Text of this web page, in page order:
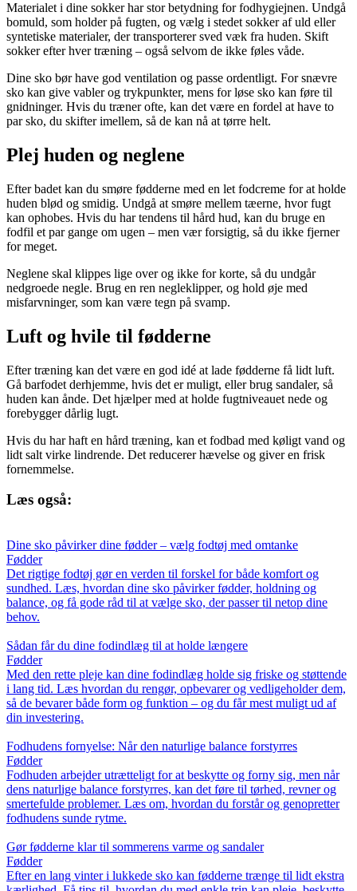
Materialet i dine sokker har stor betydning for fodhygiejnen. Undgå
bomuld, som holder på fugten, og vælg i stedet sokker af uld eller
syntetiske materialer, der transporterer sved væk fra huden. Skift
sokker efter hver træning – også selvom de ikke føles våde.
Dine sko bør have god ventilation og passe ordentligt. For snævre
sko kan give vabler og trykpunkter, mens for løse sko kan føre til
gnidninger. Hvis du træner ofte, kan det være en fordel at have to
par sko, du skifter imellem, så de kan nå at tørre helt.
Plej huden og neglene
Efter badet kan du smøre fødderne med en let fodcreme for at holde
huden blød og smidig. Undgå at smøre mellem tæerne, hvor fugt
kan ophobes. Hvis du har tendens til hård hud, kan du bruge en
fodfil et par gange om ugen – men vær forsigtig, så du ikke fjerner
for meget.
Neglene skal klippes lige over og ikke for korte, så du undgår
nedgroede negle. Brug en ren negleklipper, og hold øje med
misfarvninger, som kan være tegn på svamp.
Luft og hvile til fødderne
Efter træning kan det være en god idé at lade fødderne få lidt luft.
Gå barfodet derhjemme, hvis det er muligt, eller brug sandaler, så
huden kan ånde. Det hjælper med at holde fugtniveauet nede og
forebygger dårlig lugt.
Hvis du har haft en hård træning, kan et fodbad med køligt vand og
lidt salt virke lindrende. Det reducerer hævelse og giver en frisk
fornemmelse.
Læs også:
Dine sko påvirker dine fødder – vælg fodtøj med omtanke
Fødder
Det rigtige fodtøj gør en verden til forskel for både komfort og
sundhed. Læs, hvordan dine sko påvirker fødder, holdning og
balance, og få gode råd til at vælge sko, der passer til netop dine
behov.
Sådan får du dine fodindlæg til at holde længere
Fødder
Med den rette pleje kan dine fodindlæg holde sig friske og støttende
i lang tid. Læs hvordan du rengør, opbevarer og vedligeholder dem,
så de bevarer både form og funktion – og du får mest muligt ud af
din investering.
Fodhudens fornyelse: Når den naturlige balance forstyrres
Fødder
Fodhuden arbejder utrætteligt for at beskytte og forny sig, men når
dens naturlige balance forstyrres, kan det føre til tørhed, revner og
smertefulde problemer. Læs om, hvordan du forstår og genopretter
fodhudens sunde rytme.
Gør fødderne klar til sommerens varme og sandaler
Fødder
Efter en lang vinter i lukkede sko kan fødderne trænge til lidt ekstra